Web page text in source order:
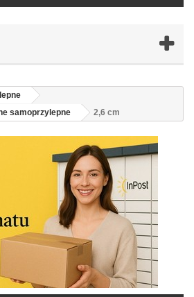
samoprzylepne
2,6 cm